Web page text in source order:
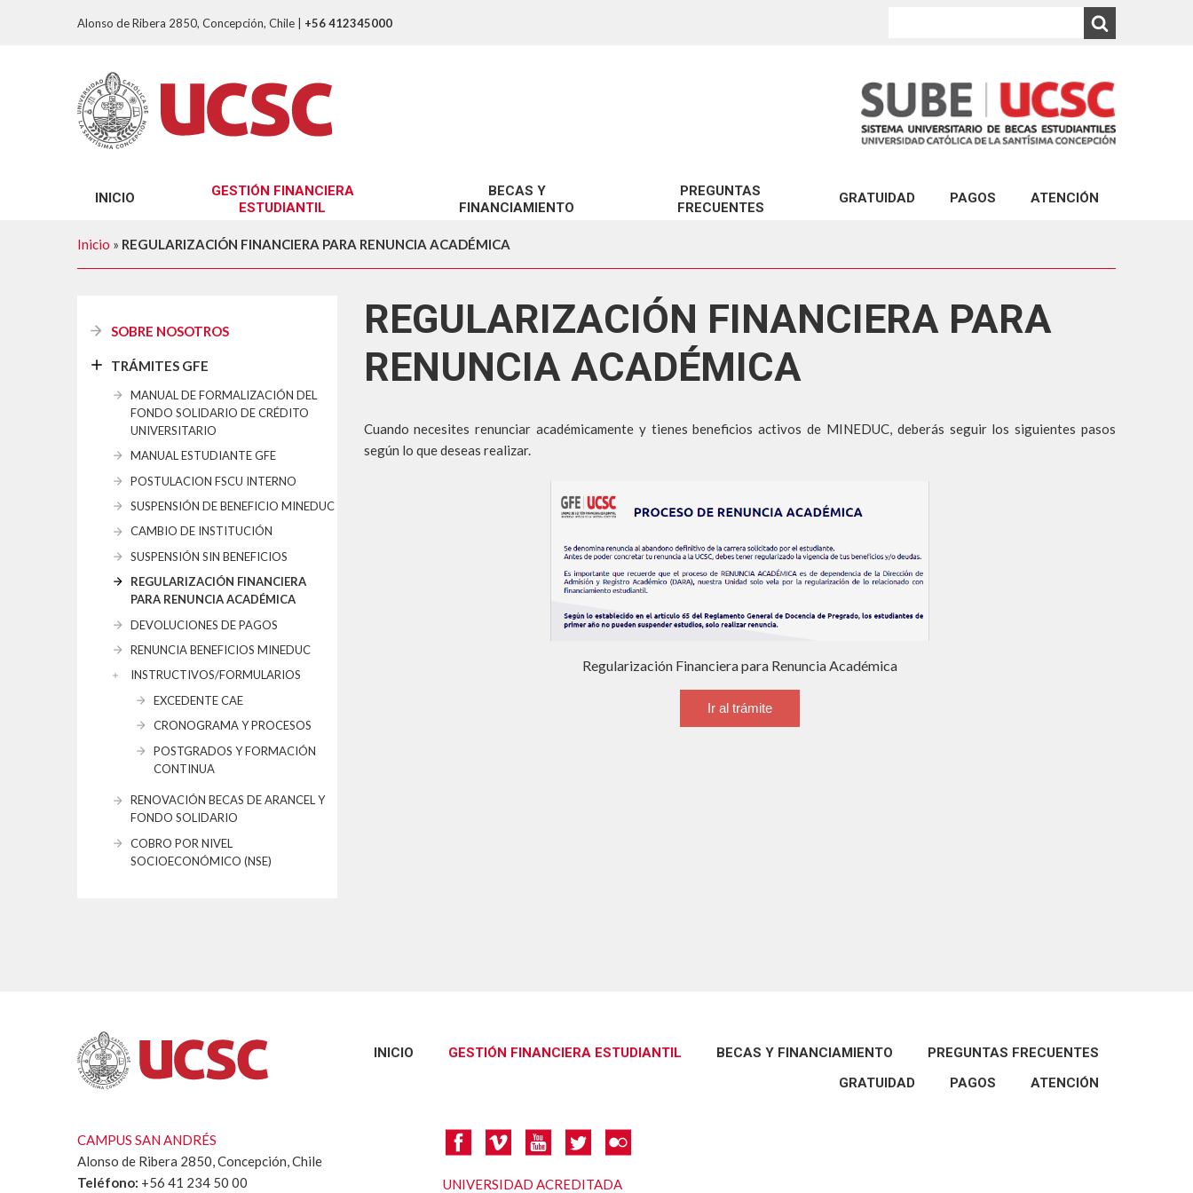
Alonso de Ribera 2850, Concepción, Chile | +56 412345000
INICIO
GESTIÓN FINANCIERA
ESTUDIANTIL
SOBRE NOSOTROS
TRÁMITES GFE
BECAS Y
FINANCIAMIENTO
BENEFICIOS UCSC
BENEFICIOS MINEDUC
FINANCIAMIENTO
PREGUNTAS
FRECUENTES
SOBRE BECAS Y CRÉDITOS
SOBRE ARANCELES
SOBRE TRÁMITES GESTIÓN FINANCIERA ESTUDIANTIL
GRATUIDAD PAGOS
ABONOS AL ARANCEL DE CARRERAS DE
ABONO PAGARÉS DE NEGOCIACIÓN Y
ATENCIÓN
CONSULTA VIA PORTAL
Inicio » REGULARIZACIÓN FINANCIERA PARA RENUNCIA ACADÉMICA
REGULARIZACIÓN FINANCIERA PARA
RENUNCIA ACADÉMICA
Cuando necesites renunciar académicamente y tienes beneficios activos de MINEDUC, deberás seguir los siguientes pasos
según lo que deseas realizar.
Regularización Financiera para Renuncia Académica
Ir al trámite
SOBRE NOSOTROS
TRÁMITES GFE
MANUAL DE FORMALIZACIÓN DEL
FONDO SOLIDARIO DE CRÉDITO
UNIVERSITARIO
MANUAL ESTUDIANTE GFE
POSTULACION FSCU INTERNO
SUSPENSIÓN DE BENEFICIO MINEDUC
CAMBIO DE INSTITUCIÓN
SUSPENSIÓN SIN BENEFICIOS
REGULARIZACIÓN FINANCIERA
PARA RENUNCIA ACADÉMICA
DEVOLUCIONES DE PAGOS
RENUNCIA BENEFICIOS MINEDUC
INSTRUCTIVOS/FORMULARIOS
EXCEDENTE CAE
CRONOGRAMA Y PROCESOS
POSTGRADOS Y FORMACIÓN
CONTINUA
RENOVACIÓN BECAS DE ARANCEL Y
FONDO SOLIDARIO
COBRO POR NIVEL
SOCIOECONÓMICO (NSE)
INICIO GESTIÓN FINANCIERA ESTUDIANTIL BECAS Y FINANCIAMIENTO
PREGUNTAS FRECUENTES
GRATUIDAD
PAGOS ATENCIÓN
CAMPUS SAN ANDRÉS
Alonso de Ribera 2850, Concepción, Chile
Teléfono: +56 41 234 50 00 UNIVERSIDAD ACREDITADA